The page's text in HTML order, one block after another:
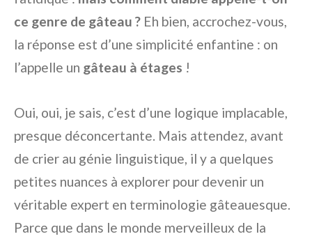
ce genre de gâteau ? Eh bien, accrochez-vous,
la réponse est d’une simplicité enfantine : on
l’appelle un gâteau à étages !
Oui, oui, je sais, c’est d’une logique implacable,
presque déconcertante. Mais attendez, avant
de crier au génie linguistique, il y a quelques
petites nuances à explorer pour devenir un
véritable expert en terminologie gâteauesque.
Parce que dans le monde merveilleux de la